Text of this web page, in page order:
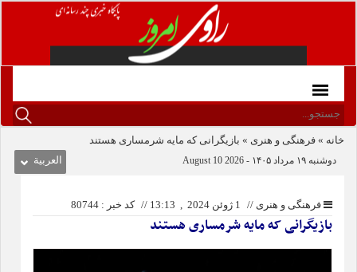
خانه » فرهنگی و هنری » بازیگرانی که مایه شرمساری هستند
دوشنبه ۱۹ مرداد ۱۴۰۵ - 2026 10 August
العربیة
فرهنگی و هنری // 1 ژوئن 2024 , 13:13 // کد خبر : 80744
بازیگرانی که مایه شرمساری هستند